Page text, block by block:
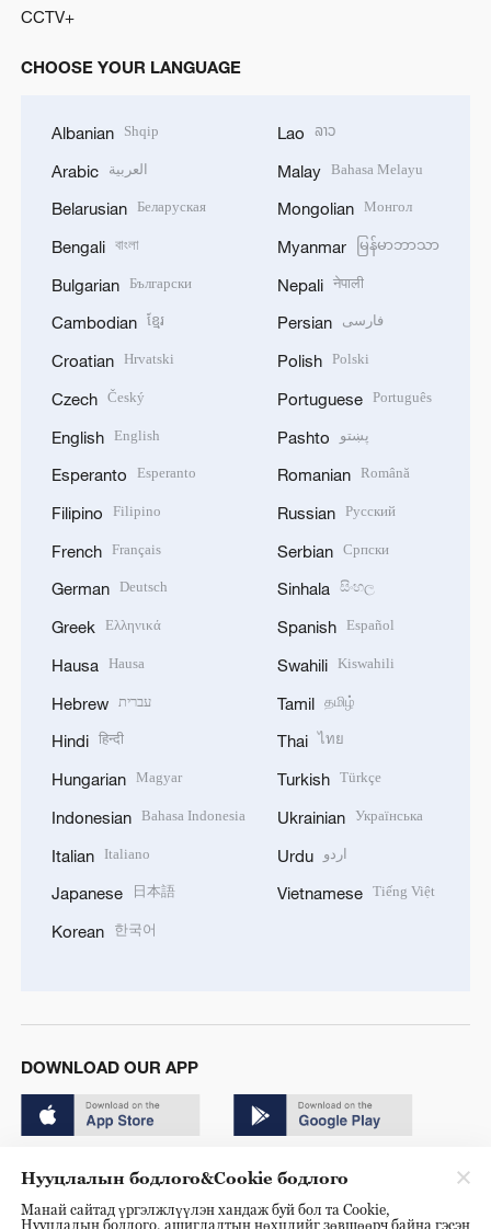
CCTV+
CHOOSE YOUR LANGUAGE
Albanian Shqip
Arabic العربية
Belarusian Беларуская
Bengali বাংলা
Bulgarian Български
Cambodian ខ្មែរ
Croatian Hrvatski
Czech Český
English English
Esperanto Esperanto
Filipino Filipino
French Français
German Deutsch
Greek Ελληνικά
Hausa Hausa
Hebrew עברית
Hindi हिन्दी
Hungarian Magyar
Indonesian Bahasa Indonesia
Italian Italiano
Japanese 日本語
Korean 한국어
Lao ລາວ
Malay Bahasa Melayu
Mongolian Монгол
Myanmar မြန်မာဘာသာ
Nepali नेपाली
Persian فارسی
Polish Polski
Portuguese Português
Pashto پښتو
Romanian Română
Russian Русский
Serbian Српски
Sinhala සිංහල
Spanish Español
Swahili Kiswahili
Tamil தமிழ்
Thai ไทย
Turkish Türkçe
Ukrainian Українська
Urdu اردو
Vietnamese Tiếng Việt
DOWNLOAD OUR APP
Нууцлалын бодлого&Cookie бодлого
Манай сайтад үргэлжлүүлэн хандаж буй бол та Cookie,
Нууцлалын бодлого, ашиглалтын нөхцлийг зөвшөөрч байна гэсэн